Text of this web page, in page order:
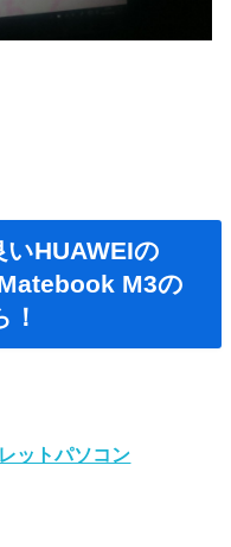
HUAWEIの
M3の
ットパソコン